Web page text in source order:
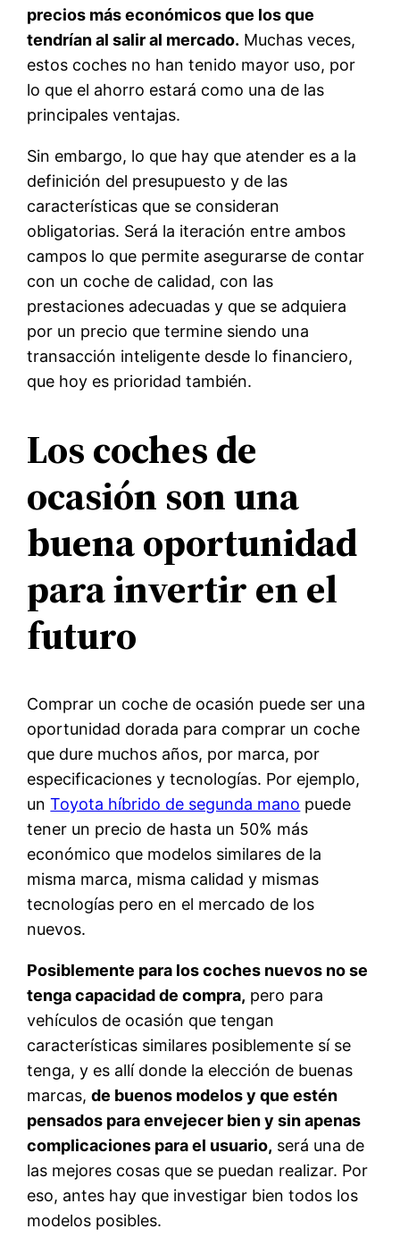
precios más económicos que los que
tendrían al salir al mercado. Muchas veces,
estos coches no han tenido mayor uso, por
lo que el ahorro estará como una de las
principales ventajas.
Sin embargo, lo que hay que atender es a la
definición del presupuesto y de las
características que se consideran
obligatorias. Será la iteración entre ambos
campos lo que permite asegurarse de contar
con un coche de calidad, con las
prestaciones adecuadas y que se adquiera
por un precio que termine siendo una
transacción inteligente desde lo financiero,
que hoy es prioridad también.
Los coches de
ocasión son una
buena oportunidad
para invertir en el
futuro
Comprar un coche de ocasión puede ser una
oportunidad dorada para comprar un coche
que dure muchos años, por marca, por
especificaciones y tecnologías. Por ejemplo,
unToyota híbrido de segunda mano puede
tener un precio de hasta un 50% más
económico que modelos similares de la
misma marca, misma calidad y mismas
tecnologías pero en el mercado de los
nuevos.
Posiblemente para los coches nuevos no se
tenga capacidad de compra, pero para
vehículos de ocasión que tengan
características similares posiblemente sí se
tenga, y es allí donde la elección de buenas
marcas,de buenos modelos y que estén
pensados para envejecer bien y sin apenas
complicaciones para el usuario, será una de
las mejores cosas que se puedan realizar. Por
eso, antes hay que investigar bien todos los
modelos posibles.